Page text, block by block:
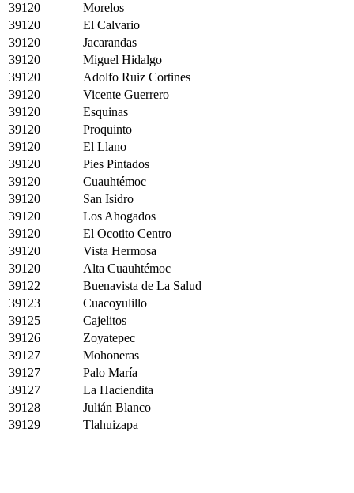
39120
Morelos
39120
El Calvario
39120
Jacarandas
39120
Miguel Hidalgo
39120
Adolfo Ruiz Cortines
39120
Vicente Guerrero
39120
Esquinas
39120
Proquinto
39120
El Llano
39120
Pies Pintados
39120
Cuauhtémoc
39120
San Isidro
39120
Los Ahogados
39120
El Ocotito Centro
39120
Vista Hermosa
39120
Alta Cuauhtémoc
39122
Buenavista de La Salud
39123
Cuacoyulillo
39125
Cajelitos
39126
Zoyatepec
39127
Mohoneras
39127
Palo María
39127
La Haciendita
39128
Julián Blanco
39129
Tlahuizapa